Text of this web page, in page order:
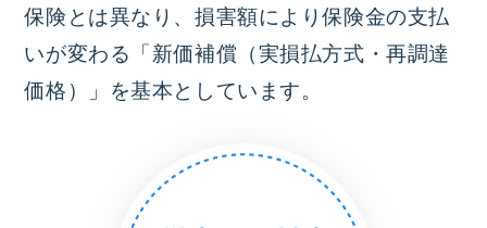
保険とは異なり、損害額により保険金の支払
いが変わる「新価補償（実損払方式・再調達
価格）」を基本としています。